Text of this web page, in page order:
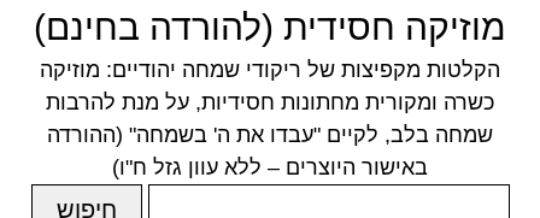
מוזיקה חסידית (להורדה בחינם)
הקלטות מקפיצות של ריקודי שמחה יהודיים: מוזיקה
כשרה ומקורית מחתונות חסידיות, על מנת להרבות
שמחה בלב, לקיים "עבדו את ה' בשמחה" (ההורדה
באישור היוצרים – ללא עוון גזל ח"ו)